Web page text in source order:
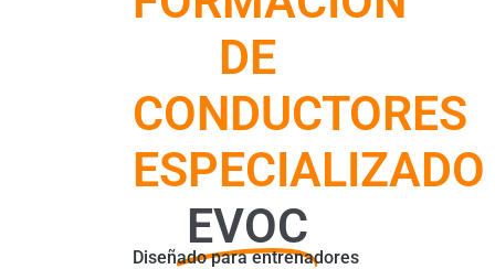
DE
CONDUCTORES
ESPECIALIZADO
EVOC
Diseñado para entrenadores